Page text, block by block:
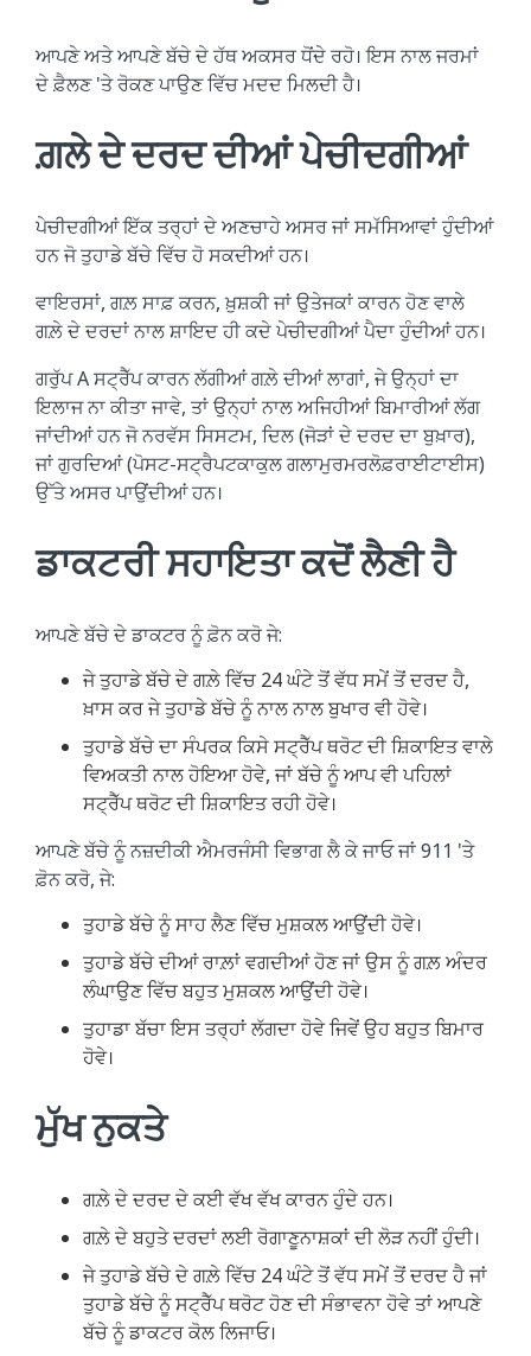
ਆਪਣੇ ਅਤੇ ਆਪਣੇ ਬੱਚੇ ਦੇ ਹੱਥ ਅਕਸਰ ਧੋਂਦੇ ਰਹੋ। ਇਸ ਨਾਲ ਜਰਮਾਂ
ਦੇ ਫ਼ੈਲਣ 'ਤੇ ਰੋਕਣ ਪਾਉਣ ਵਿੱਚ ਮਦਦ ਮਿਲਦੀ ਹੈ।
ਗ਼ਲੇ ਦੇ ਦਰਦ ਦੀਆਂ ਪੇਚੀਦਗੀਆਂ
ਪੇਚੀਦਗੀਆਂ ਇੱਕ ਤਰ੍ਹਾਂ ਦੇ ਅਣਚਾਹੇ ਅਸਰ ਜਾਂ ਸਮੱਸਿਆਵਾਂ ਹੁੰਦੀਆਂ
ਹਨ ਜੋ ਤੁਹਾਡੇ ਬੱਚੇ ਵਿੱਚ ਹੋ ਸਕਦੀਆਂ ਹਨ।
ਵਾਇਰਸਾਂ, ਗਲ਼ ਸਾਫ਼ ਕਰਨ, ਖ਼ੁਸ਼ਕੀ ਜਾਂ ਉਤੇਜਕਾਂ ਕਾਰਨ ਹੋਣ ਵਾਲੇ
ਗਲ਼ੇ ਦੇ ਦਰਦਾਂ ਨਾਲ ਸ਼ਾਇਦ ਹੀ ਕਦੇ ਪੇਚੀਦਗੀਆਂ ਪੈਦਾ ਹੁੰਦੀਆਂ ਹਨ।
ਗਰੁੱਪ A ਸਟ੍ਰੈੱਪ ਕਾਰਨ ਲੱਗੀਆਂ ਗਲ਼ੇ ਦੀਆਂ ਲਾਗਾਂ, ਜੇ ਉਨ੍ਹਾਂ ਦਾ
ਇਲਾਜ ਨਾ ਕੀਤਾ ਜਾਵੇ, ਤਾਂ ਉਨ੍ਹਾਂ ਨਾਲ ਅਜਿਹੀਆਂ ਬਿਮਾਰੀਆਂ ਲੱਗ
ਜਾਂਦੀਆਂ ਹਨ ਜੋ ਨਰਵੱਸ ਸਿਸਟਮ, ਦਿਲ (ਜੋੜਾਂ ਦੇ ਦਰਦ ਦਾ ਬੁਖ਼ਾਰ),
ਜਾਂ ਗੁਰਦਿਆਂ (ਪੋਸਟ-ਸਟ੍ਰੈਪਟਕਾਕੁਲ ਗਲਾਮੁਰਮਰਲੋਫ਼ਰਾਈਟਾਈਸ)
ਉੱਤੇ ਅਸਰ ਪਾਉਂਦੀਆਂ ਹਨ।
ਡਾਕਟਰੀ ਸਹਾਇਤਾ ਕਦੋਂ ਲੈਣੀ ਹੈ
ਆਪਣੇ ਬੱਚੇ ਦੇ ਡਾਕਟਰ ਨੂੰ ਫ਼ੋਨ ਕਰੋ ਜੇ:
ਜੇ ਤੁਹਾਡੇ ਬੱਚੇ ਦੇ ਗਲ਼ੇ ਵਿੱਚ 24 ਘੰਟੇ ਤੋਂ ਵੱਧ ਸਮੇਂ ਤੋਂ ਦਰਦ ਹੈ,
ਖ਼ਾਸ ਕਰ ਜੇ ਤੁਹਾਡੇ ਬੱਚੇ ਨੂੰ ਨਾਲ ਨਾਲ ਬੁਖਾਰ ਵੀ ਹੋਵੇ।
ਤੁਹਾਡੇ ਬੱਚੇ ਦਾ ਸੰਪਰਕ ਕਿਸੇ ਸਟ੍ਰੈੱਪ ਥਰੋਟ ਦੀ ਸ਼ਿਕਾਇਤ ਵਾਲੇ
ਵਿਅਕਤੀ ਨਾਲ ਹੋਇਆ ਹੋਵੇ, ਜਾਂ ਬੱਚੇ ਨੂੰ ਆਪ ਵੀ ਪਹਿਲਾਂ
ਸਟ੍ਰੈੱਪ ਥਰੋਟ ਦੀ ਸ਼ਿਕਾਇਤ ਰਹੀ ਹੋਵੇ।
ਆਪਣੇ ਬੱਚੇ ਨੂੰ ਨਜ਼ਦੀਕੀ ਐਮਰਜੰਸੀ ਵਿਭਾਗ ਲੈ ਕੇ ਜਾਓ ਜਾਂ 911 'ਤੇ
ਫ਼ੋਨ ਕਰੋ, ਜੇ:
ਤੁਹਾਡੇ ਬੱਚੇ ਨੂੰ ਸਾਹ ਲੈਣ ਵਿੱਚ ਮੁਸ਼ਕਲ ਆਉਂਦੀ ਹੋਵੇ।
ਤੁਹਾਡੇ ਬੱਚੇ ਦੀਆਂ ਰਾਲ਼ਾਂ ਵਗਦੀਆਂ ਹੋਣ ਜਾਂ ਉਸ ਨੂੰ ਗਲ਼ ਅੰਦਰ
ਲੰਘਾਉਣ ਵਿੱਚ ਬਹੁਤ ਮੁਸ਼ਕਲ ਆਉਂਦੀ ਹੋਵੇ।
ਤੁਹਾਡਾ ਬੱਚਾ ਇਸ ਤਰ੍ਹਾਂ ਲੱਗਦਾ ਹੋਵੇ ਜਿਵੇਂ ਉਹ ਬਹੁਤ ਬਿਮਾਰ
ਹੋਵੇ।
ਮੁੱਖ ਨੁਕਤੇ
ਗਲ਼ੇ ਦੇ ਦਰਦ ਦੇ ਕਈ ਵੱਖ ਵੱਖ ਕਾਰਨ ਹੁੰਦੇ ਹਨ।
ਗਲ਼ੇ ਦੇ ਬਹੁਤੇ ਦਰਦਾਂ ਲਈ ਰੋਗਾਣੂਨਾਸ਼ਕਾਂ ਦੀ ਲੋੜ ਨਹੀਂ ਹੁੰਦੀ।
ਜੇ ਤੁਹਾਡੇ ਬੱਚੇ ਦੇ ਗਲ਼ੇ ਵਿੱਚ 24 ਘੰਟੇ ਤੋਂ ਵੱਧ ਸਮੇਂ ਤੋਂ ਦਰਦ ਹੈ ਜਾਂ
ਤੁਹਾਡੇ ਬੱਚੇ ਨੂੰ ਸਟ੍ਰੈੱਪ ਥਰੋਟ ਹੋਣ ਦੀ ਸੰਭਾਵਨਾ ਹੋਵੇ ਤਾਂ ਆਪਣੇ
ਬੱਚੇ ਨੂੰ ਡਾਕਟਰ ਕੋਲ ਲਿਜਾਓ।